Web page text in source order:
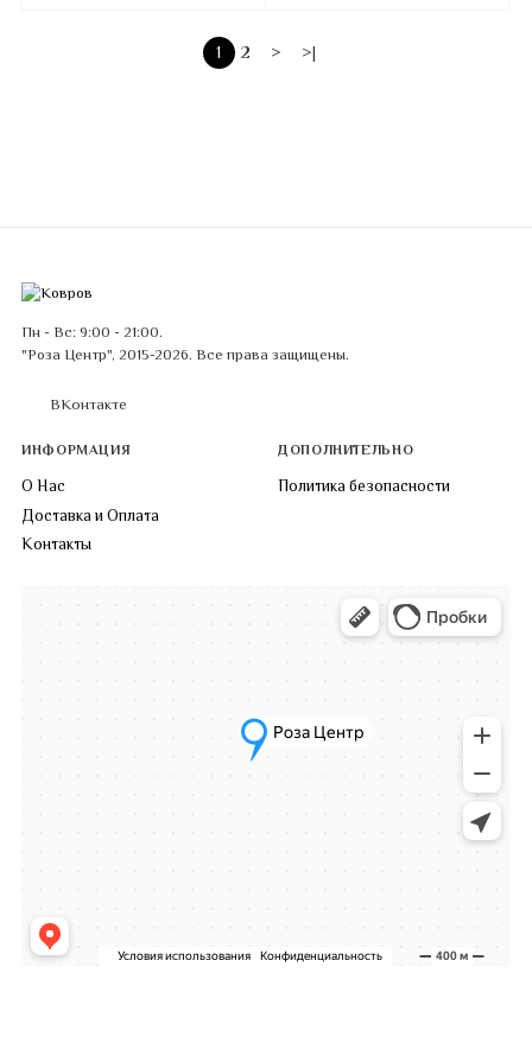
1 2 > >|
Пн - Вс: 9:00 - 21:00.
"Роза Центр", 2015-2026. Все права защищены.
ВКонтакте
ИНФОРМАЦИЯ
О Нас
Доставка и Оплата
Контакты
ДОПОЛНИТЕЛЬНО
Политика безопасности